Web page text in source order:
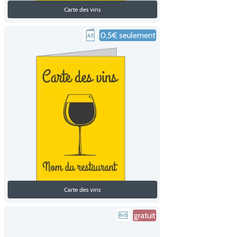
Carte des vins
0,5€ seulement
Carte des vins
gratuit